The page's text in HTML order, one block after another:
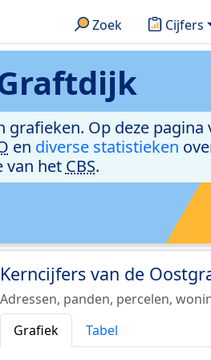
Zoek Cijfers
Op deze pagina
en diverse statistieken
van het CBS.
Kerncijfers van de
Adressen, panden, percelen,
Grafiek
Tabel